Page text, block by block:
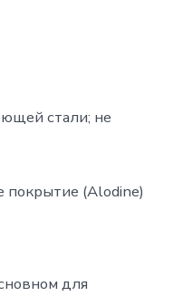
стали; не
покрытие (Alodine)
для